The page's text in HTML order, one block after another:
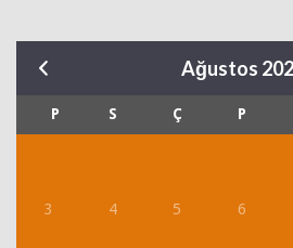
Ağustos
P S Ç P
3 4 5 6